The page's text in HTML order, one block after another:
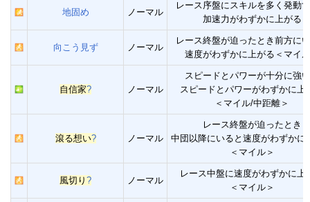
地固め ノーマル
レース序盤にスキルを多く発動
加速力がわずかに上がる
向こう見ず ノーマル
レース終盤が迫ったとき前方に
速度がわずかに上がる＜マイ
自信家? ノーマル
スピードとパワーが十分に強
スピードとパワーがわずかに上
＜マイル/中距離＞
滾る想い? ノーマル
レース終盤が迫ったとき
中団以降にいると速度がわずかに
＜マイル＞
風切り ? ノーマル
レース中盤に速度がわずかに上
＜マイル＞